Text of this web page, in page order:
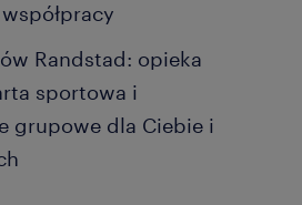
Randstad: opieka
sportowa i
grupowe dla Ciebie i